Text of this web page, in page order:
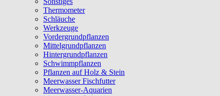
Thermometer
Schläuche
Werkzeuge
Vordergrundpflanzen
Mittelgrundpflanzen
Hintergrundpflanzen
Schwimmpflanzen
Pflanzen auf Holz & Stein
Meerwasser Fischfutter
Meerwasser-Aquarien